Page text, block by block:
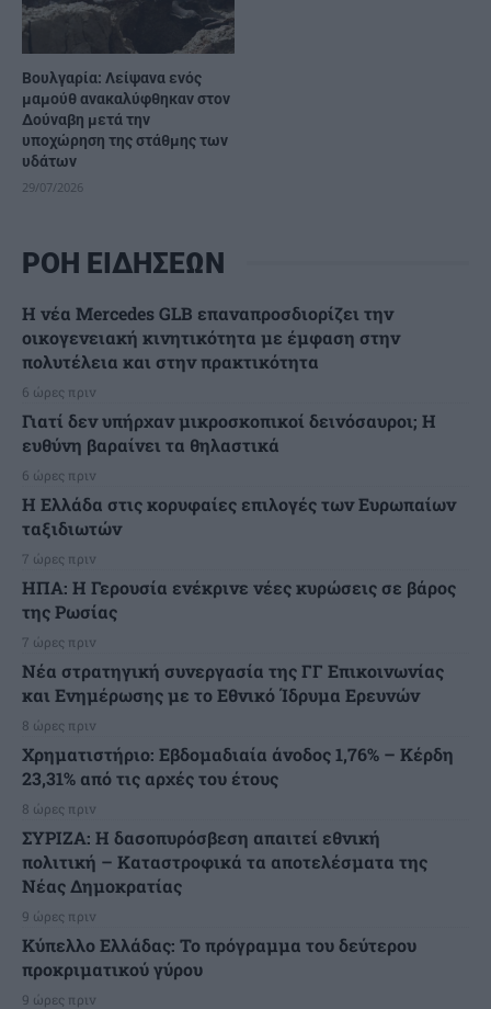
Βουλγαρία: Λείψανα ενός
μαμούθ ανακαλύφθηκαν στον
Δούναβη μετά την
υποχώρηση της στάθμης των
υδάτων
29/07/2026
ΡΟΗ ΕΙΔΗΣΕΩΝ
Η νέα Mercedes GLB επαναπροσδιορίζει την
οικογενειακή κινητικότητα με έμφαση στην
πολυτέλεια και στην πρακτικότητα
6 ώρες πριν
Γιατί δεν υπήρχαν μικροσκοπικοί δεινόσαυροι; Η
ευθύνη βαραίνει τα θηλαστικά
6 ώρες πριν
Η Ελλάδα στις κορυφαίες επιλογές των Ευρωπαίων
ταξιδιωτών
7 ώρες πριν
ΗΠΑ: Η Γερουσία ενέκρινε νέες κυρώσεις σε βάρος
της Ρωσίας
7 ώρες πριν
Νέα στρατηγική συνεργασία της ΓΓ Επικοινωνίας
και Ενημέρωσης με το Εθνικό Ίδρυμα Ερευνών
8 ώρες πριν
Χρηματιστήριο: Εβδομαδιαία άνοδος 1,76% – Κέρδη
23,31% από τις αρχές του έτους
8 ώρες πριν
ΣΥΡΙΖΑ: Η δασοπυρόσβεση απαιτεί εθνική
πολιτική – Καταστροφικά τα αποτελέσματα της
Νέας Δημοκρατίας
9 ώρες πριν
Κύπελλο Ελλάδας: Το πρόγραμμα του δεύτερου
προκριματικού γύρου
9 ώρες πριν